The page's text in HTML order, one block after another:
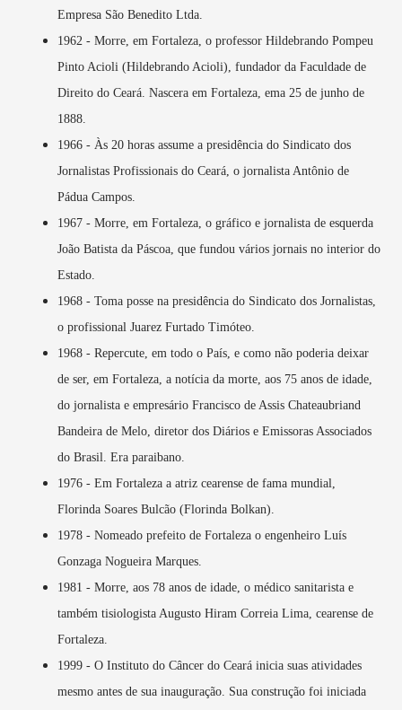
Empresa São Benedito Ltda.
1962 - Morre, em Fortaleza, o professor Hildebrando Pompeu
Pinto Acioli (Hildebrando Acioli), fundador da Faculdade de
Direito do Ceará. Nascera em Fortaleza, ema 25 de junho de
1888.
1966 - Às 20 horas assume a presidência do Sindicato dos
Jornalistas Profissionais do Ceará, o jornalista Antônio de
Pádua Campos.
1967 - Morre, em Fortaleza, o gráfico e jornalista de esquerda
João Batista da Páscoa, que fundou vários jornais no interior do
Estado.
1968 - Toma posse na presidência do Sindicato dos Jornalistas,
o profissional Juarez Furtado Timóteo.
1968 - Repercute, em todo o País, e como não poderia deixar
de ser, em Fortaleza, a notícia da morte, aos 75 anos de idade,
do jornalista e empresário Francisco de Assis Chateaubriand
Bandeira de Melo, diretor dos Diários e Emissoras Associados
do Brasil. Era paraibano.
1976 - Em Fortaleza a atriz cearense de fama mundial,
Florinda Soares Bulcão (Florinda Bolkan).
1978 - Nomeado prefeito de Fortaleza o engenheiro Luís
Gonzaga Nogueira Marques.
1981 - Morre, aos 78 anos de idade, o médico sanitarista e
também tisiologista Augusto Hiram Correia Lima, cearense de
Fortaleza.
1999 - O Instituto do Câncer do Ceará inicia suas atividades
mesmo antes de sua inauguração. Sua construção foi iniciada